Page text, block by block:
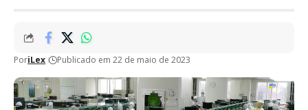
PoriLex Publicado em 22 de maio de 2023